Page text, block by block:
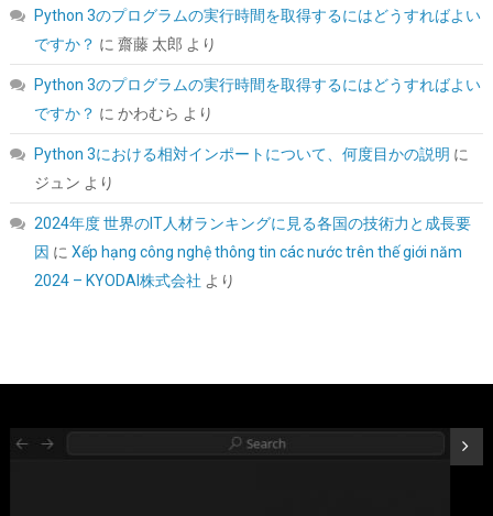
UGREEN 2.5 インチ HDD/SSD ケース 5Gbps 6TB容量 USB3.0
まで対応/自動スリープ/UASP 対応/TRIM&S.M.A.R.T.機能を搭載/
インジケーターで状態が一目/工具不要/コンパク
ト/MacOS/Windows//Linux PS4Pro/PS3対応
(54231359) GBP 5.78 (2026-08-07 04:03 GMT +09:00 時点 -詳細は
こちら
GBP 111.07 (2026-08-07 04:03 GMT +09:00 時点 -
詳細は
Python 3のプログラムの実行時間を取得するにはどうすればよい
ですか？ に 齋藤 太郎 より
Python 3のプログラムの実行時間を取得するにはどうすればよい
ですか？ に かわむら より
Python 3における相対インポートについて、何度目かの説明 に
ジュン より
2024年度 世界のIT人材ランキングに見る各国の技術力と成長要
因 に Xếp hạng công nghệ thông tin các nước trên thế giới năm
2024 – KYODAI株式会社 より